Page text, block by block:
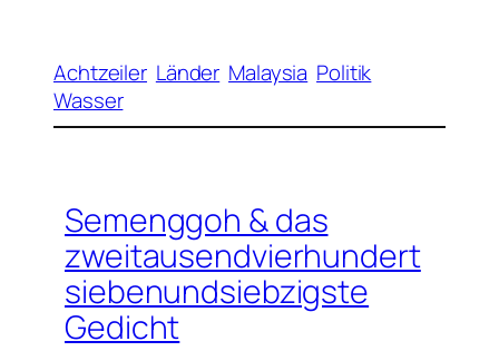
Achtzeiler Länder Malaysia Politik
Wasser
Semenggoh & das
zweitausendvierhundert
siebenundsiebzigste
Gedicht